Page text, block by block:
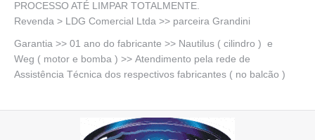
PROCESSO ATÉ LIMPAR TOTALMENTE.
Revenda > LDG Comercial Ltda >> parceira Grandini
Garantia >> 01 ano do fabricante >> Nautilus ( cilindro ) e
Weg ( motor e bomba ) >> Atendimento pela rede de
Assistência Técnica dos respectivos fabricantes ( no balcão )